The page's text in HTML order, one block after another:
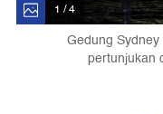
1 / 4
Gedung
pertunjukan